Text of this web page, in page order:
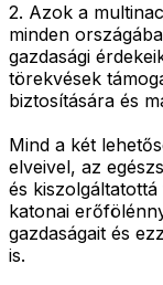
2. Azok a
minden
gazdasági
törekvések
biztosítására és
Mind a két
elveivel, az
és kiszolgáltatottá
katonai
gazdaságait és
is.